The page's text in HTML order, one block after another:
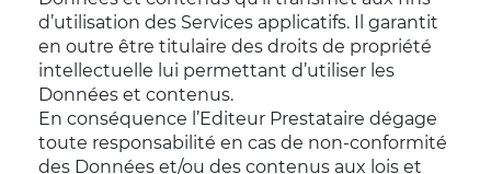
d’utilisation des Services applicatifs. Il garantit
en outre être titulaire des droits de propriété
intellectuelle lui permettant d’utiliser les
Données et contenus.
En conséquence l’Editeur Prestataire dégage
toute responsabilité en cas de non-conformité
des Données et/ou des contenus aux lois et